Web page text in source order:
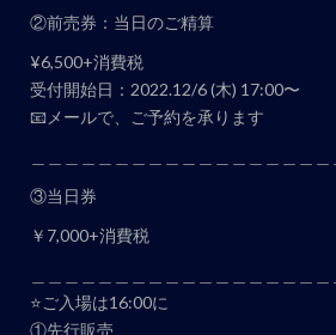
②前売券：当日のご精算
¥6,500+消費税
受付開始日：2022.12/6 (木) 17:00〜
📧メールで、ご予約を承ります
③当日券
￥7,000+消費税
⭐️ご入場は16:00に
①先行販売